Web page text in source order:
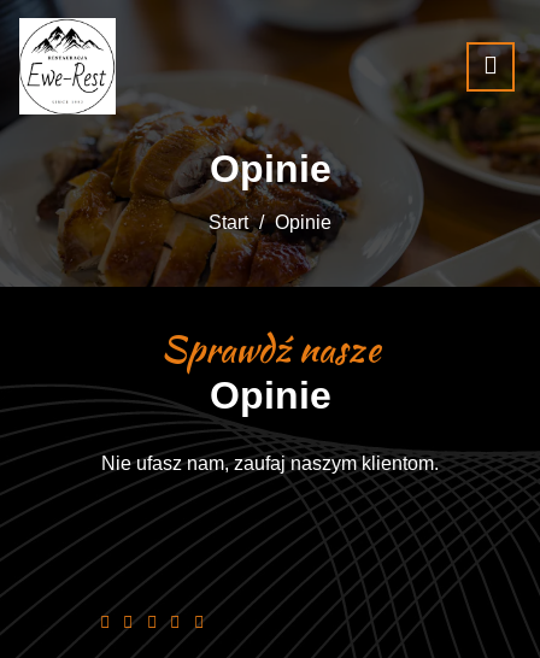
Opinie
Start Opinie
Sprawdź nasze
Opinie
Nie ufasz nam, zaufaj naszym klientom.
polecam